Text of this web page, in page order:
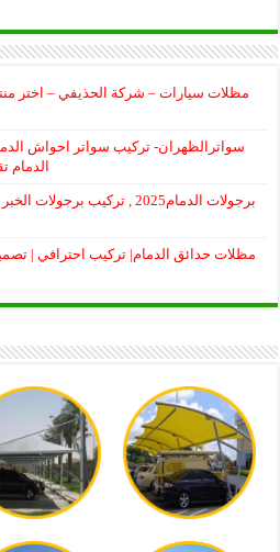
مظلات سيارات – شركة الحذيفي – اختر
سواترالظهران- تركيب سواتر احواش
الدمام
برجولات الدمام2025 , تركيب
مظلات حدائق الدمام| تركيب احترافي |